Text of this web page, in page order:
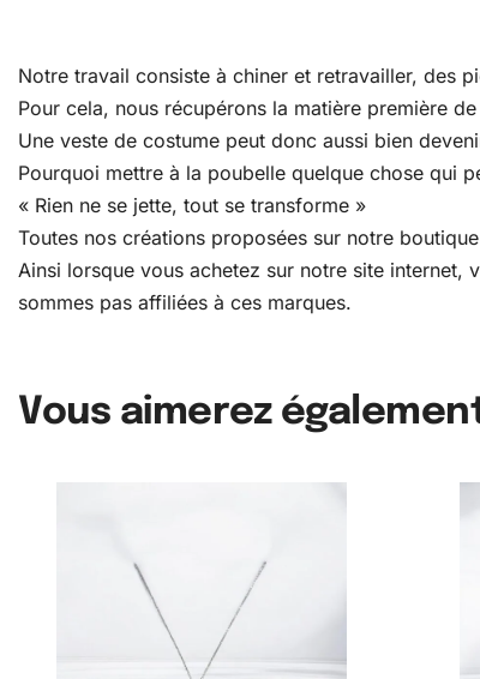
Notre travail consiste à chiner et retravailler, des
Pour cela, nous récupérons la matière première
Une veste de costume peut donc aussi bien
Pourquoi mettre à la poubelle quelque chose qui
« Rien ne se jette, tout se transforme »
Toutes nos créations proposées sur notre
Ainsi lorsque vous achetez sur notre site
sommes pas affiliées à ces marques.
Vous aimerez